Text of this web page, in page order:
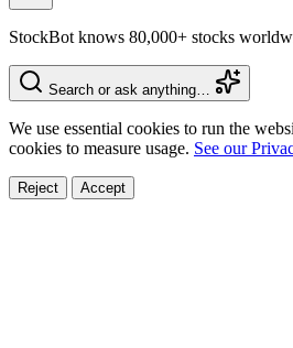
StockBot knows 80,000+ stocks
Search or ask anything…
We use essential cookies to run the
cookies to measure usage. See our
Reject Accept